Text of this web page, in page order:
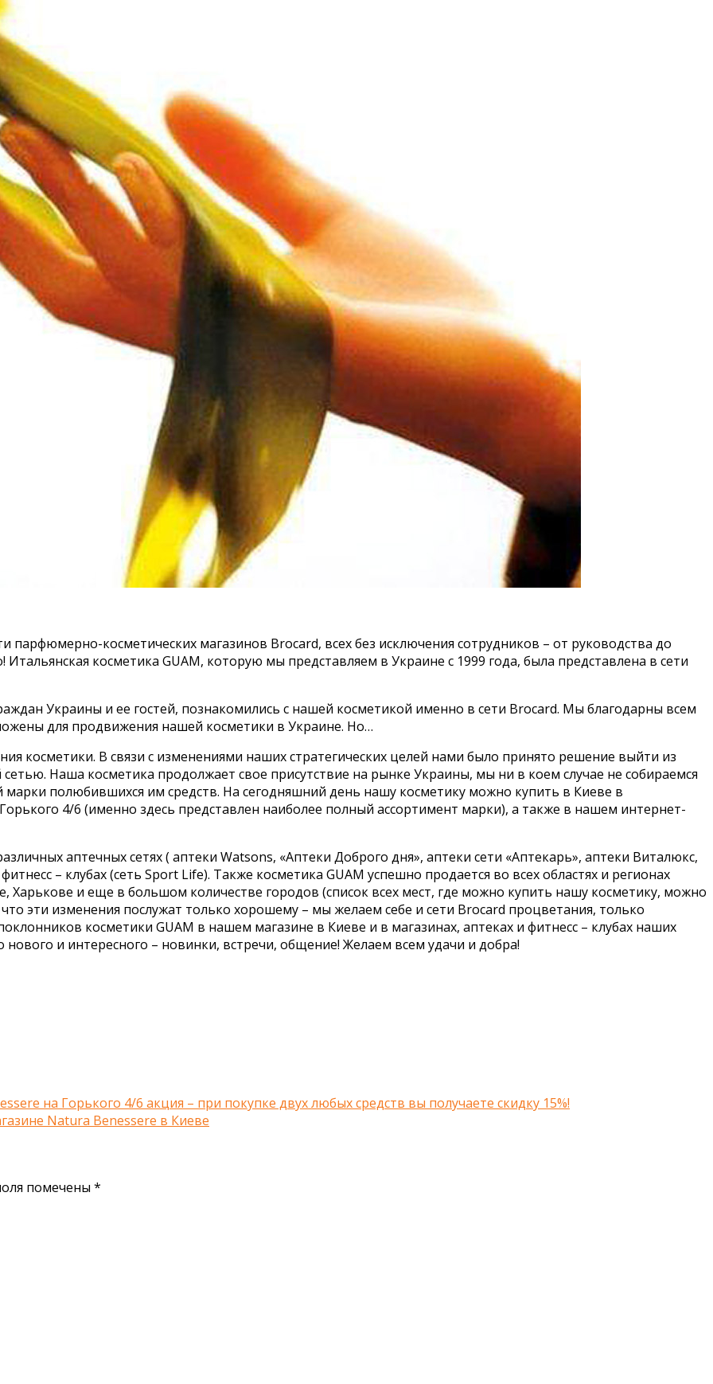
парфюмерно-косметических магазинов Brocard, всех без исключения сотрудников – от руководства до
косметика GUAM, которую мы представляем в Украине с 1999 года, была представлена в сети
Украины и ее гостей, познакомились с нашей косметикой именно в сети Brocard. Мы благодарны всем
для продвижения нашей косметики в Украине. Но…
косметики. В связи с изменениями наших стратегических целей нами было принято решение выйти из
Наша косметика продолжает свое присутствие на рынке Украины, мы ни в коем случае не собираемся
полюбившихся им средств. На сегодняшний день нашу косметику можно купить в Киеве в
4/6 (именно здесь представлен наиболее полный ассортимент марки), а также в нашем интернет-
аптечных сетях ( аптеки Watsons, «Аптеки Доброго дня», аптеки сети «Аптекарь», аптеки Виталюкс,
– клубах (сеть Sport Life). Также косметика GUAM успешно продается во всех областях и регионах
Харькове и еще в большом количестве городов (список всех мест, где можно купить нашу косметику, можно
эти изменения послужат только хорошему – мы желаем себе и сети Brocard процветания, только
косметики GUAM в нашем магазине в Киеве и в магазинах, аптеках и фитнесс – клубах наших
и интересного – новинки, встречи, общение! Желаем всем удачи и добра!
на Горького 4/6 акция – при покупке двух любых средств вы получаете скидку 15%!
Natura Benessere в Киеве
помечены *